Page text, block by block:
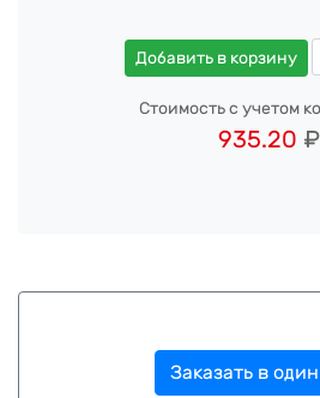
Добавить в корзину
Стоимость с учетом
935.20 ₽
Заказать в